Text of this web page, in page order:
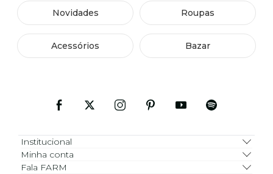
Novidades Roupas
Acessórios Bazar
Institucional
Minha conta
Fala FARM